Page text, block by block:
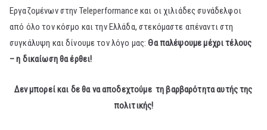
Εργαζομένων στην Teleperformance και οι χιλιάδες συνάδελφοι
από όλο τον κόσμο και την Ελλάδα, στεκόμαστε απέναντι στη
συγκάλυψη και δίνουμε τον λόγο μας:Θα παλέψουμε μέχρι τέλους
– η δικαίωση θα έρθει!
Δεν μπορεί και δε θα να αποδεχτούμε τη βαρβαρότητα αυτής της
πολιτικής!